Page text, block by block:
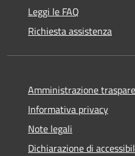
Leggi le FAQ
Richiesta assistenza
Amministrazione
Informativa privacy
Note legali
Dichiarazione di